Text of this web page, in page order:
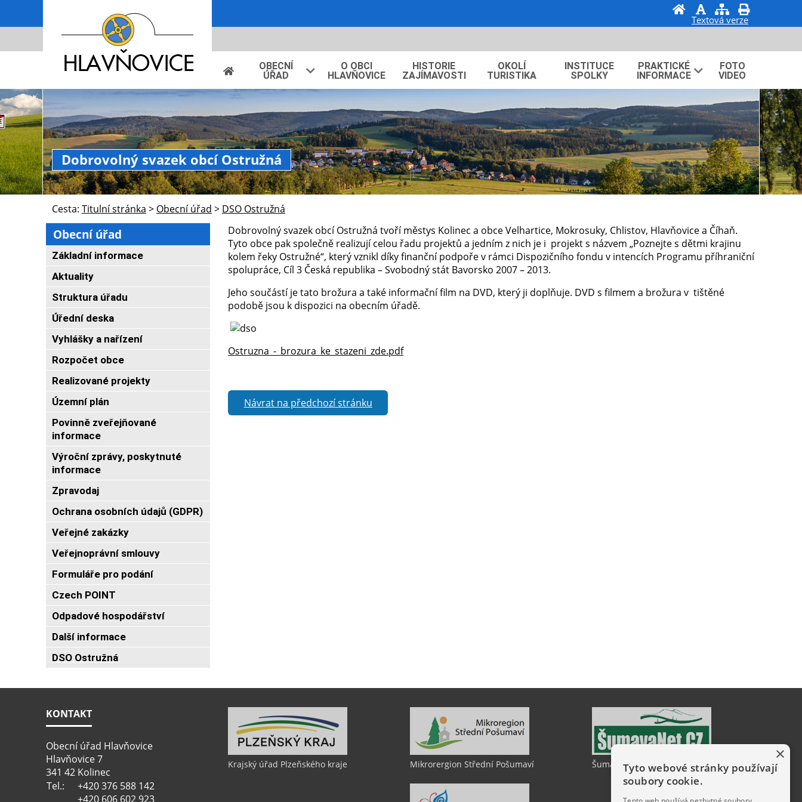
Textová verze
OBECNÍ
ÚŘAD
O OBCI
HLAVŇOVICE
HISTORIE
ZAJÍMAVOSTI
OKOLÍ
TURISTIKA
INSTITUCE
SPOLKY
PRAKTICKÉ
INFORMACE
FOTO
VIDEO
Dobrovolný svazek obcí Ostružná
Cesta: Titulní stránka > Obecní úřad > DSO Ostružná
Obecní úřad
Základní informace
Aktuality
Struktura úřadu
Úřední deska
Vyhlášky a nařízení
Rozpočet obce
Realizované projekty
Územní plán
Povinně zveřejňované
informace
Výroční zprávy, poskytnuté
informace
Zpravodaj
Ochrana osobních údajů (GDPR)
Veřejné zakázky
Veřejnoprávní smlouvy
Formuláře pro podání
Czech POINT
Odpadové hospodářství
Další informace
DSO Ostružná
Dobrovolný svazek obcí Ostružná tvoří městys Kolinec a obce Velhartice, Mokrosuky, Chlistov, Hlavňovice a Číhaň.
Tyto obce pak společně realizují celou řadu projektů a jedním z nich je i projekt s názvem „Poznejte s dětmi krajinu
kolem řeky Ostružné“, který vznikl díky finanční podpoře v rámci Dispozičního fondu v intencích Programu příhraniční
spolupráce, Cíl 3 Česká republika – Svobodný stát Bavorsko 2007 – 2013.
Jeho součástí je tato brožura a také informační film na DVD, který ji doplňuje. DVD s filmem a brožura v tištěné
podobě jsou k dispozici na obecním úřadě.
Ostruzna_-_brozura_ke_stazeni_zde.pdf
Návrat na předchozí stránku
KONTAKT
Obecní úřad Hlavňovice
Hlavňovice 7
341 42 Kolinec
Tel.:
+420 376 588 142
+420 606 602 923
Krajský úřad Plzeňského kraje Mikrorergion Střední Pošumaví ŠumavaNet.CZ - informace o regionu
×
Tyto webové stránky používají
soubory cookie.